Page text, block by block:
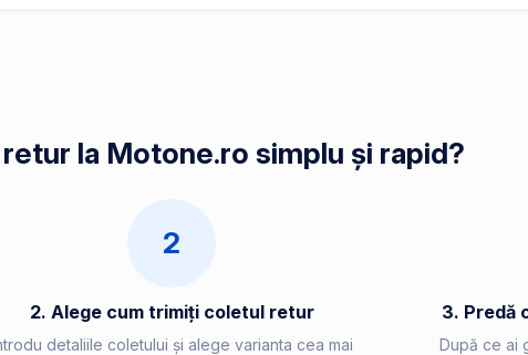
la Motone.ro simplu și rapid?
2
2. Alege cum trimiți coletul retur
detaliile coletului și alege varianta cea mai
3. Predă
După ce ai